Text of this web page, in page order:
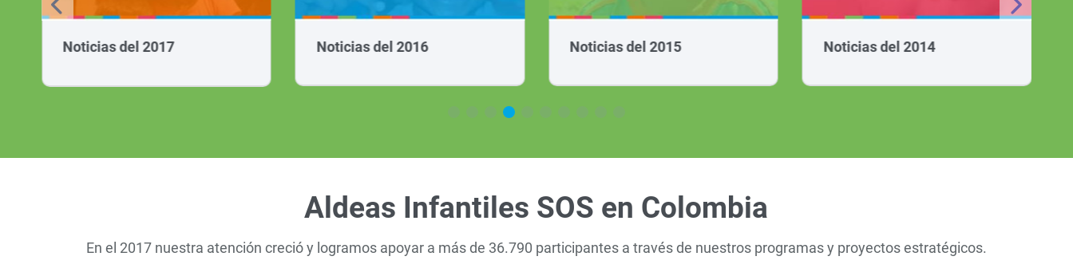
Noticias del 2017 Noticias del 2016 Noticias del 2015 Noticias del 2014
Aldeas Infantiles SOS en Colombia
En el 2017 nuestra atención creció y logramos apoyar a más de 36.790 participantes a través de nuestros programas y proyectos estratégicos.